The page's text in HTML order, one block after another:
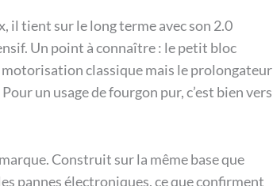
il tient sur le long terme avec son 2.0
Un point à connaître : le petit bloc
motorisation classique mais le prolongateur
un usage de fourgon pur, c’est bien vers
Construit sur la même base que
pannes électroniques, ce que confirment